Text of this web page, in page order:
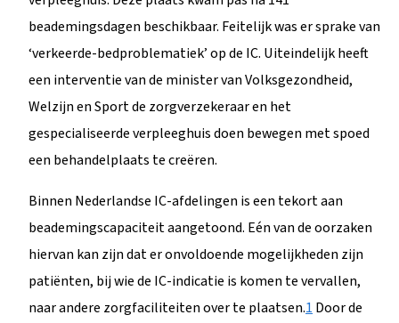
beademingsdagen beschikbaar. Feitelijk was er sprake van
‘verkeerde-bedproblematiek’ op de IC. Uiteindelijk heeft
een interventie van de minister van Volksgezondheid,
Welzijn en Sport de zorgverzekeraar en het
gespecialiseerde verpleeghuis doen bewegen met spoed
een behandelplaats te creëren.
Binnen Nederlandse IC-afdelingen is een tekort aan
beademingscapaciteit aangetoond. Eén van de oorzaken
hiervan kan zijn dat er onvoldoende mogelijkheden zijn
patiënten, bij wie de IC-indicatie is komen te vervallen,
naar andere zorgfaciliteiten over te plaatsen.1 Door de